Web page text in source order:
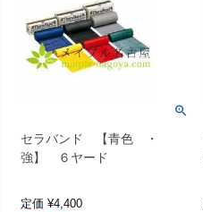
セラバンド 【青色 ・
強】 ６ヤード
定価 ¥4,400